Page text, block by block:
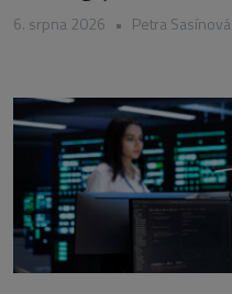
6. srpna 2026 • Petra Sasínová